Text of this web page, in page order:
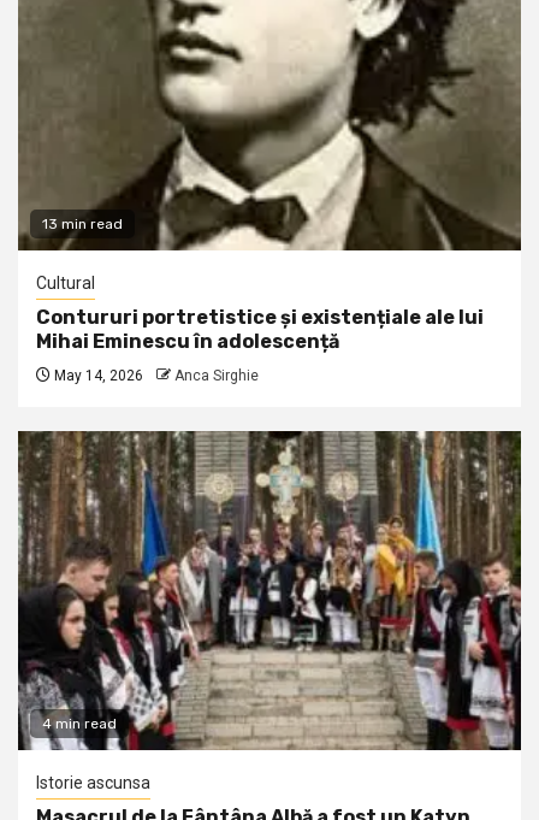
13 min read
Cultural
Contururi portretistice și existențiale ale lui
Mihai Eminescu în adolescență
May 14, 2026 Anca Sirghie
4 min read
Istorie ascunsa